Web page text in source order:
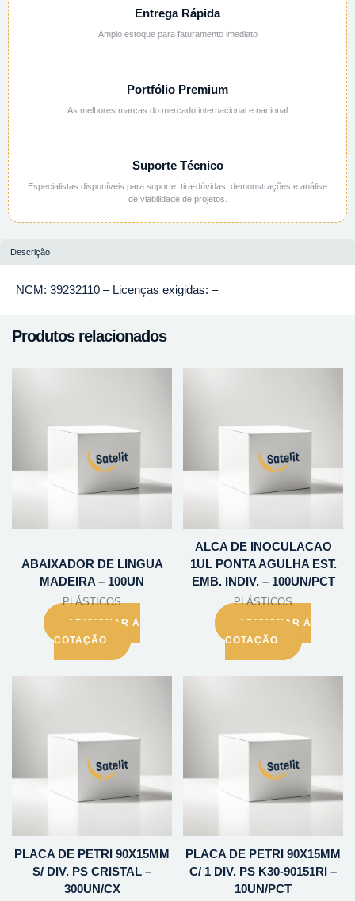
Entrega Rápida
Amplo estoque para faturamento imediato
Portfólio Premium
As melhores marcas do mercado internacional e nacional
Suporte Técnico
Especialistas disponíveis para suporte, tira-dúvidas, demonstrações e análise
de viabilidade de projetos.
Descrição
NCM: 39232110 – Licenças exigidas: –
Produtos relacionados
ABAIXADOR DE LINGUA
MADEIRA – 100UN
PLÁSTICOS
ADICIONAR À
COTAÇÃO
ALCA DE INOCULACAO
1UL PONTA AGULHA EST.
EMB. INDIV. – 100UN/PCT
PLÁSTICOS
ADICIONAR À
COTAÇÃO
PLACA DE PETRI 90X15MM
S/ DIV. PS CRISTAL –
300UN/CX
PLACA DE PETRI 90X15MM
C/ 1 DIV. PS K30-90151RI –
10UN/PCT